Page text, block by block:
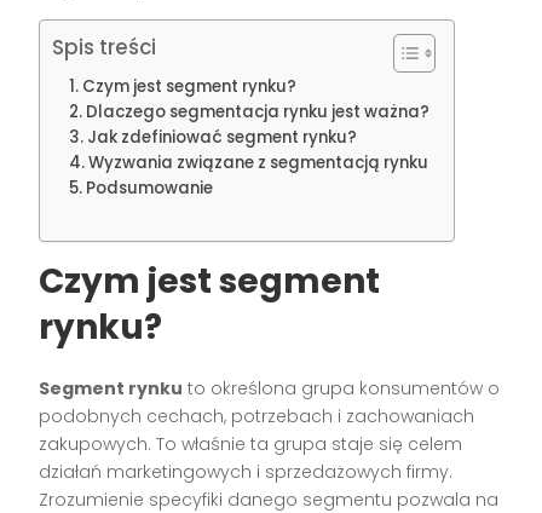
Spis treści
Czym jest segment rynku?
Dlaczego segmentacja rynku jest ważna?
Jak zdefiniować segment rynku?
Wyzwania związane z segmentacją rynku
Podsumowanie
Czym jest segment
rynku?
Segment rynku to określona grupa konsumentów o
podobnych cechach, potrzebach i zachowaniach
zakupowych. To właśnie ta grupa staje się celem
działań marketingowych i sprzedażowych firmy.
Zrozumienie specyfiki danego segmentu pozwala na